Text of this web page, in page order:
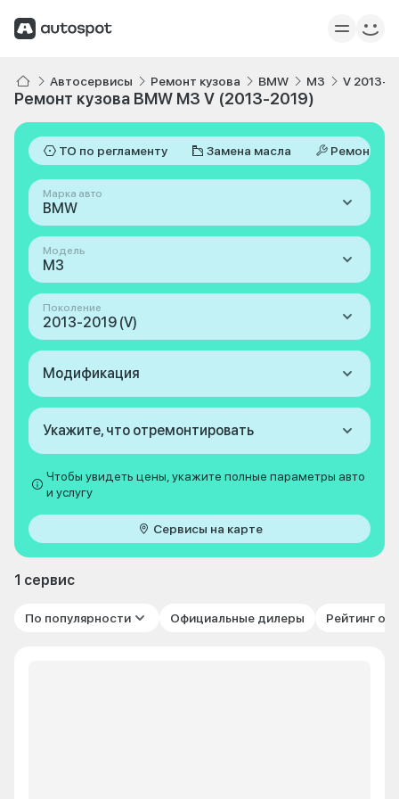
Автосервисы Ремонт кузова BMW M3 V 2013-
Ремонт кузова BMW M3 V (2013-2019)
ТО по регламенту Замена масла Ремонт
Марка авто
BMW
Модель
M3
Поколение
2013-2019 (V)
Модификация
Укажите, что отремонтировать
Чтобы увидеть цены, укажите полные параметры авто
и услугу
Сервисы на карте
1 сервис
По популярности Официальные дилеры Рейтинг